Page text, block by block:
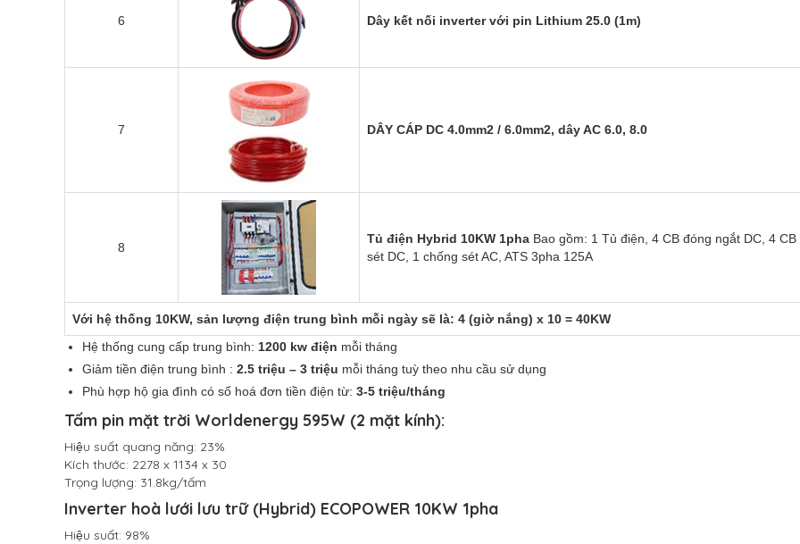
6 Dây kết nối inverter với pin Lithium 25.0 (1m)
7 DÂY CÁP DC 4.0mm2 / 6.0mm2, dây AC 6.0, 8.0
8
Tủ điện Hybrid 10KW 1pha Bao gồm: 1 Tủ điện, 4 CB đóng ngắt DC, 4
sét DC, 1 chống sét AC, ATS 3pha 125A
Với hệ thống 10KW, sản lượng điện trung bình mỗi ngày sẽ là: 4 (giờ nắng) x 10 = 40KW
Hệ thống cung cấp trung bình: 1200 kw điện mỗi tháng
Giảm tiền điện trung bình : 2.5 triệu – 3 triệu mỗi tháng tuỳ theo nhu cầu sử dụng
Phù hợp hộ gia đình có số hoá đơn tiền điện từ: 3-5 triệu/tháng
Tấm pin mặt trời Worldenergy 595W (2 mặt kính):
Hiệu suất quang năng: 23%
Kích thước: 2278 x 1134 x 30
Trọng lượng: 31.8kg/tấm
Inverter hoà lưới lưu trữ (Hybrid) ECOPOWER 10KW 1pha
Hiệu suất: 98%